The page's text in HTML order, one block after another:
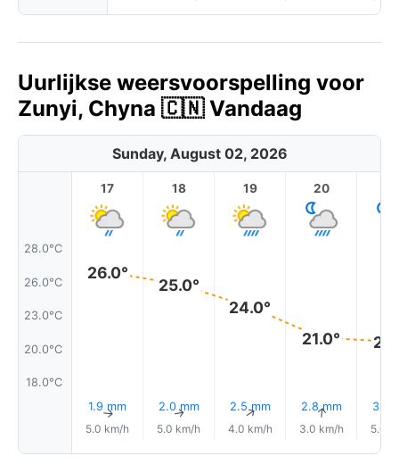
Uurlijkse weersvoorspelling voor
Zunyi, Chyna 🇨🇳 Vandaag
Sunday, August 02, 2026
28.0°C
26.0°C
23.0°C
20.0°C
18.0°C
17
26.0°
1.9 mm
↑
5.0 km/h
18
25.0°
2.0 mm
↑
5.0 km/h
19
24.0°
2.5 mm
↑
4.0 km/h
20
21.0°
2.8 mm
↑
3.0 km/h
3.2
5.0